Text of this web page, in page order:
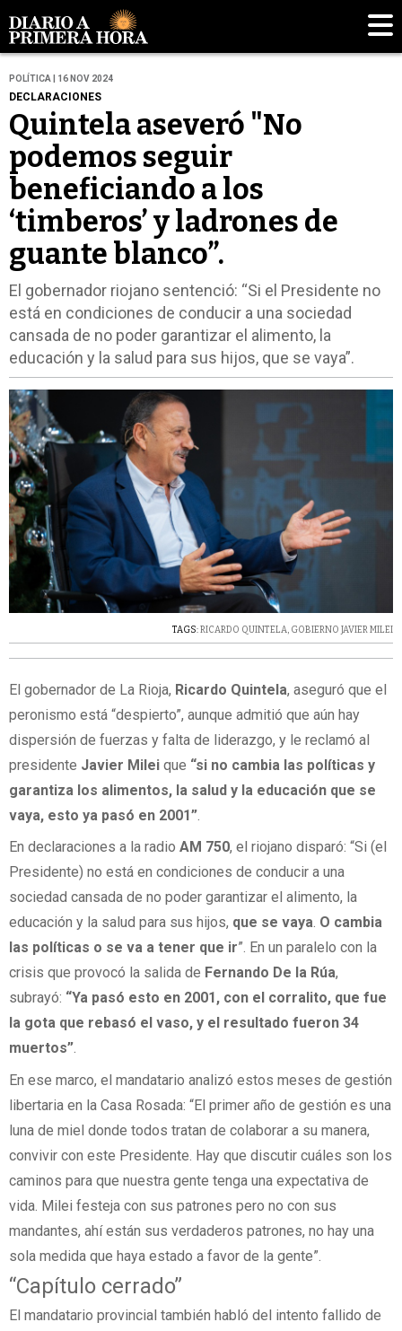
POLÍTICA | 16 NOV 2024
DECLARACIONES
Quintela aseveró "No
podemos seguir
beneficiando a los
‘timberos’ y ladrones de
guante blanco”.
El gobernador riojano sentenció: “Si el Presidente no
está en condiciones de conducir a una sociedad
cansada de no poder garantizar el alimento, la
educación y la salud para sus hijos, que se vaya”.
TAGS:RICARDO QUINTELA, GOBIERNO JAVIER MILEI
El gobernador de La Rioja, Ricardo Quintela, aseguró que el
peronismo está “despierto”, aunque admitió que aún hay
dispersión de fuerzas y falta de liderazgo, y le reclamó al
presidente Javier Milei que “si no cambia las políticas y
garantiza los alimentos, la salud y la educación que se
vaya, esto ya pasó en 2001”.
En declaraciones a la radio AM 750, el riojano disparó: “Si (el
Presidente) no está en condiciones de conducir a una
sociedad cansada de no poder garantizar el alimento, la
educación y la salud para sus hijos, que se vaya. O cambia
las políticas o se va a tener que ir”. En un paralelo con la
crisis que provocó la salida de Fernando De la Rúa,
subrayó: “Ya pasó esto en 2001, con el corralito, que fue
la gota que rebasó el vaso, y el resultado fueron 34
muertos”.
En ese marco, el mandatario analizó estos meses de gestión
libertaria en la Casa Rosada: “El primer año de gestión es una
luna de miel donde todos tratan de colaborar a su manera,
convivir con este Presidente. Hay que discutir cuáles son los
caminos para que nuestra gente tenga una expectativa de
vida. Milei festeja con sus patrones pero no con sus
mandantes, ahí están sus verdaderos patrones, no hay una
sola medida que haya estado a favor de la gente”.
“Capítulo cerrado”
El mandatario provincial también habló del intento fallido de